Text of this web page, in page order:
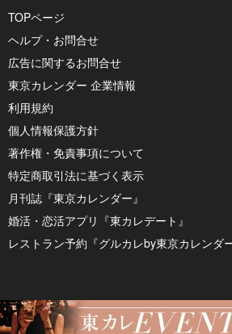
TOPページ
ヘルプ・お問合せ
広告に関するお問合せ
東京カレンダー 企業情報
利用規約
個人情報保護方針
著作権・免責事項について
特定商取引法に基づく表示
月刊誌『東京カレンダー』
婚活・恋活アプリ『東カレデート』
レストラン予約『グルカレby東京カレンダー
© 2026